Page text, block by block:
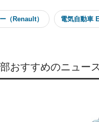
（Renault） 電気自動車
おすすめのニュース